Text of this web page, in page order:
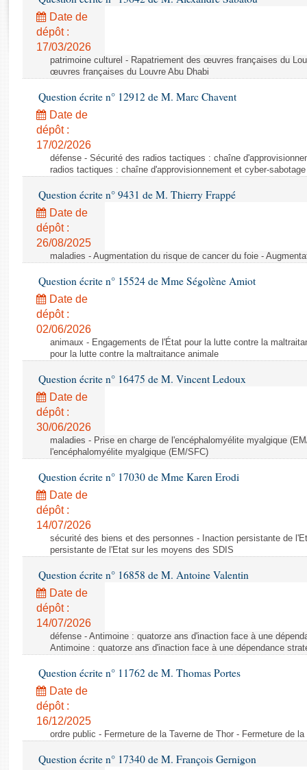
Rapports d'enquête
Rapports législatifs
Rapports sur l'application des lois
Baromètre de l’application des lois
Dossiers législatifs
Budget et sécurité sociale
Questions écrites et orales
Comptes rendus des débats
Date de
dépôt :
17/03/2026
patrimoine culturel - Rapatriement des œuvres françaises du
œuvres françaises du Louvre Abu Dhabi
Question écrite n° 12912 de M. Marc Chavent
Date de
dépôt :
17/02/2026
défense - Sécurité des radios tactiques : chaîne
radios tactiques : chaîne d'approvisionnement et cyber-sabotage
Question écrite n° 9431 de M. Thierry Frappé
Date de
dépôt :
26/08/2025
maladies - Augmentation du risque de cancer du foie -
Question écrite n° 15524 de Mme Ségolène Amiot
Date de
dépôt :
02/06/2026
animaux - Engagements de l'État pour la lutte contre la
pour la lutte contre la maltraitance animale
Question écrite n° 16475 de M. Vincent Ledoux
Date de
dépôt :
30/06/2026
maladies - Prise en charge de l'encéphalomyélite myalgique
l'encéphalomyélite myalgique (EM/SFC)
Question écrite n° 17030 de Mme Karen Erodi
Date de
dépôt :
14/07/2026
sécurité des biens et des personnes - Inaction persistante de
persistante de l'Etat sur les moyens des SDIS
Question écrite n° 16858 de M. Antoine Valentin
Date de
dépôt :
14/07/2026
défense - Antimoine : quatorze ans d'inaction face à une
Antimoine : quatorze ans d'inaction face à une dépendance
Question écrite n° 11762 de M. Thomas Portes
Date de
dépôt :
16/12/2025
ordre public - Fermeture de la Taverne de Thor - Fermeture de la
Question écrite n° 17340 de M. François Gernigon